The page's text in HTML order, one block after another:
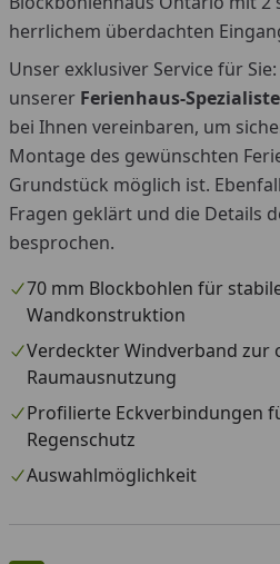
herrlichem überdachten
Unser exklusiver Service für
unserer Ferienhaus-
bei Ihnen vereinbaren, um
Montage des gewünschten
Grundstück möglich ist.
Fragen geklärt und die Details
besprochen.
70 mm Blockbohlen für
Wandkonstruktion
Verdeckter Windverband zur
Raumausnutzung
Profilierte Eckverbindungen
Regenschutz
Auswahlmöglichkeit